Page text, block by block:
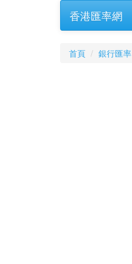
香港匯率網
首頁 銀行匯率